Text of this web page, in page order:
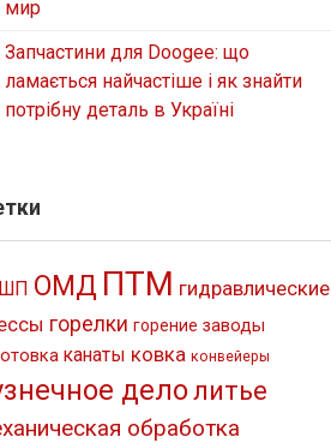
мир
Запчастини для Doogee: що
ламається найчастіше і як знайти
потрібну деталь в Україні
ОМД ПТМ гидравлические
горелки горение заводы
канаты ковка конвейеры
делолитье
обработка